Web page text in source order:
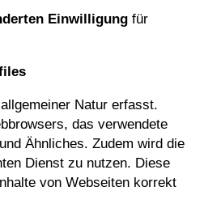
Einwilligung für
Natur erfasst.
das verwendete
Ähnliches. Zudem wird die
Dienst zu nutzen. Diese
von Webseiten korrekt